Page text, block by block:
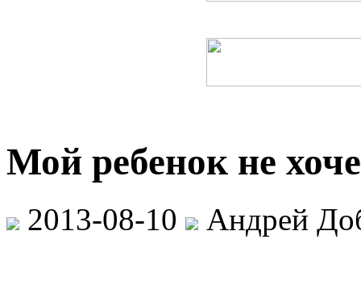
Мой ребенок не
2013-08-10 Андрей